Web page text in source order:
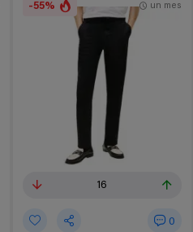
-55%
16
0
un mes